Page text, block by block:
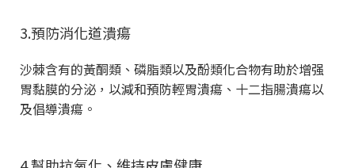
3.預防消化道潰瘍
沙棘含有的黃酮類、磷脂類以及酚類化合物有助於增强
胃黏膜的分泌，以減和預防輕胃潰瘍、十二指腸潰瘍以
及倡導潰瘍。